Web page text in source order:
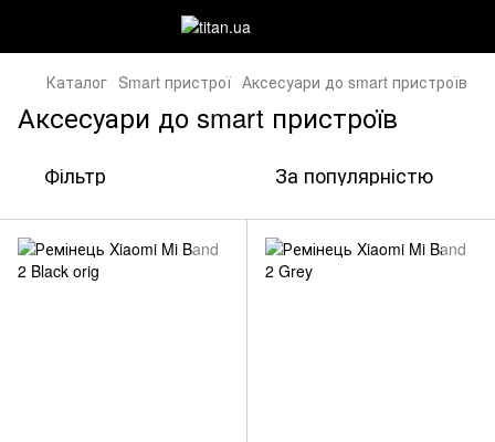
Каталог Smart пристрої Аксесуари до smart пристроїв
Аксесуари до smart пристроїв
Фільтр За популярністю